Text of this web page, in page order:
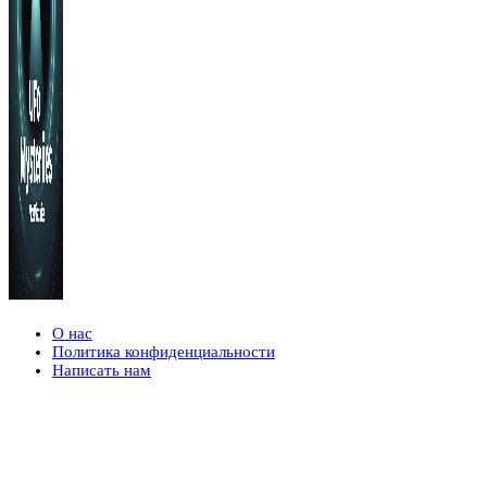
О нас
Политика конфиденциальности
Написать нам